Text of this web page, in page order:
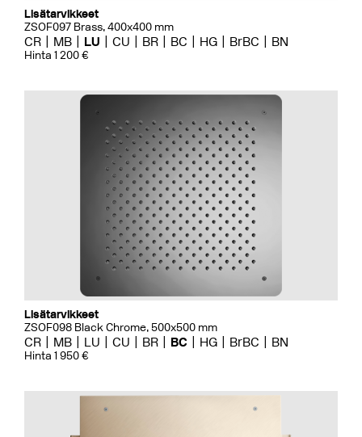
Lisätarvikkeet
ZSOF097 Brass, 400x400 mm
CR MB LU CU BR BC HG BrBC BN
Hinta 1 200 €
Lisätarvikkeet
ZSOF098 Black Chrome, 500x500 mm
CR MB LU CU BR BC HG BrBC BN
Hinta 1 950 €